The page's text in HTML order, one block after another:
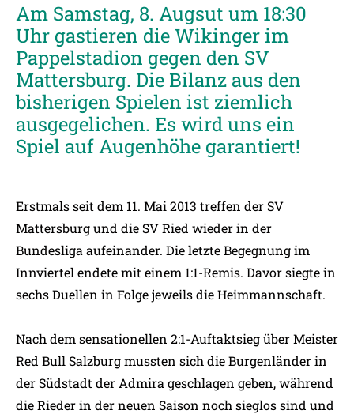
Am Samstag, 8. Augsut um 18:30
Uhr gastieren die Wikinger im
Pappelstadion gegen den SV
Mattersburg. Die Bilanz aus den
bisherigen Spielen ist ziemlich
ausgegelichen. Es wird uns ein
Spiel auf Augenhöhe garantiert!
Erstmals seit dem 11. Mai 2013 treffen der SV
Mattersburg und die SV Ried wieder in der
Bundesliga aufeinander. Die letzte Begegnung im
Innviertel endete mit einem 1:1-Remis. Davor siegte in
sechs Duellen in Folge jeweils die Heimmannschaft.
Nach dem sensationellen 2:1-Auftaktsieg über Meister
Red Bull Salzburg mussten sich die Burgenländer in
der Südstadt der Admira geschlagen geben, während
die Rieder in der neuen Saison noch sieglos sind und